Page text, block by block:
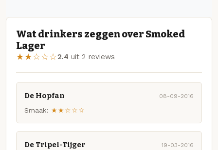
Wat drinkers zeggen over Smoked
Lager
★★☆☆☆2.4 uit 2 reviews
De Hopfan 08-09-2016
Smaak: ★★☆☆☆
De Tripel-Tijger 19-03-2016